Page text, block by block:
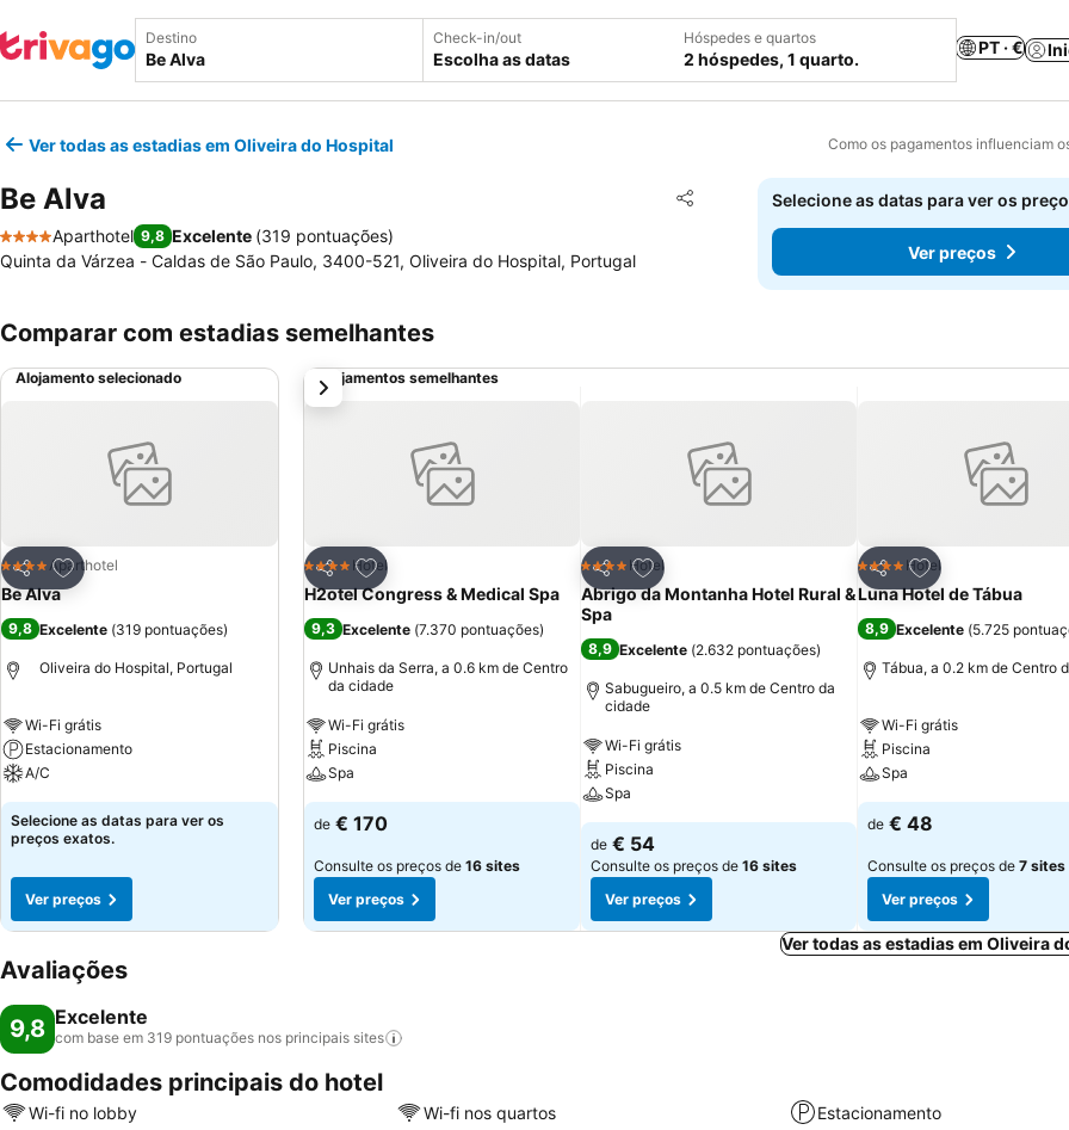
Destino Check-in/out
Escolha as datas
Hóspedes e quartos
2 hóspedes, 1 quarto.
PT · €
Ver todas as estadias em Oliveira do Hospital Como os pagamentos influenciam
Be Alva Partilhar
Adicionar aos favoritos
4 Estrelas
Aparthotel 9,8 Excelente (319 pontuações)
Quinta da Várzea - Caldas de São Paulo, 3400-521, Oliveira do Hospital, Portugal
Selecione as datas para ver os
Ver preços
Comparar com estadias semelhantes
Alojamento selecionado
Partilhar
Adicionar aos favoritos
4 EstrelasAparthotel
Be Alva
9,8 Excelente (319 pontuações)
Oliveira do Hospital, Portugal
Wi-Fi grátis
Estacionamento
A/C
Selecione as datas para ver os
preços exatos.
Ver preços
Alojamentos semelhantes
Partilhar
Adicionar aos favoritos
4 EstrelasHotel
H2otel Congress & Medical Spa
9,3 Excelente (7.370 pontuações)
Unhais da Serra, a 0.6 km de Centro
da cidade
Wi-Fi grátis
Piscina
Spa
de € 170
Consulte os preços de 16 sites
Ver preços
Partilhar
Adicionar aos favoritos
4 EstrelasHotel
Abrigo da Montanha Hotel Rural &
Spa
8,9 Excelente (2.632 pontuações)
Sabugueiro, a 0.5 km de Centro da
cidade
Wi-Fi grátis
Piscina
Spa
de € 54
Consulte os preços de 16 sites
Ver preços
Partilhar
Adicionar aos
4 EstrelasHotel
Luna Hotel de Tábua
8,9 Excelente (5.725
Tábua, a 0.2 km de Centro
Wi-Fi grátis
Piscina
Spa
de € 48
Consulte os preços de 7 sites
Ver preços
próximo
Ver todas as estadias em Oliveira
Avaliações
9,8 Excelente
com base em 319 pontuações nos principais sites
Comodidades principais do hotel
Wi-fi no lobby Wi-fi nos quartos Estacionamento